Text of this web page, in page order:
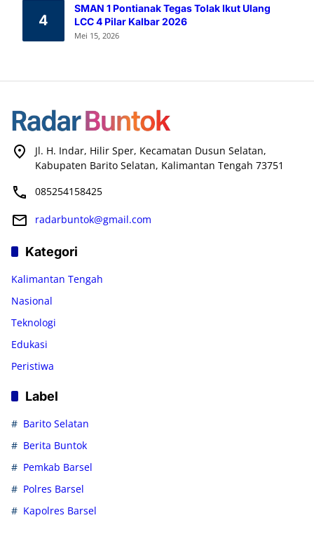
4
SMAN 1 Pontianak Tegas Tolak Ikut Ulang
LCC 4 Pilar Kalbar 2026
Mei 15, 2026
Jl. H. Indar, Hilir Sper, Kecamatan Dusun Selatan,
Kabupaten Barito Selatan, Kalimantan Tengah 73751
085254158425
radarbuntok@gmail.com
Kategori
Kalimantan Tengah
Nasional
Teknologi
Edukasi
Peristiwa
Label
Barito Selatan
Berita Buntok
Pemkab Barsel
Polres Barsel
Kapolres Barsel